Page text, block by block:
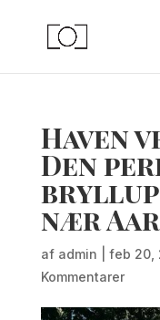
Haven
Den
nær
af admin feb 20,
Kommentarer